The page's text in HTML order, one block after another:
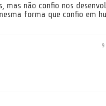
não confio nos
forma que confio em
9